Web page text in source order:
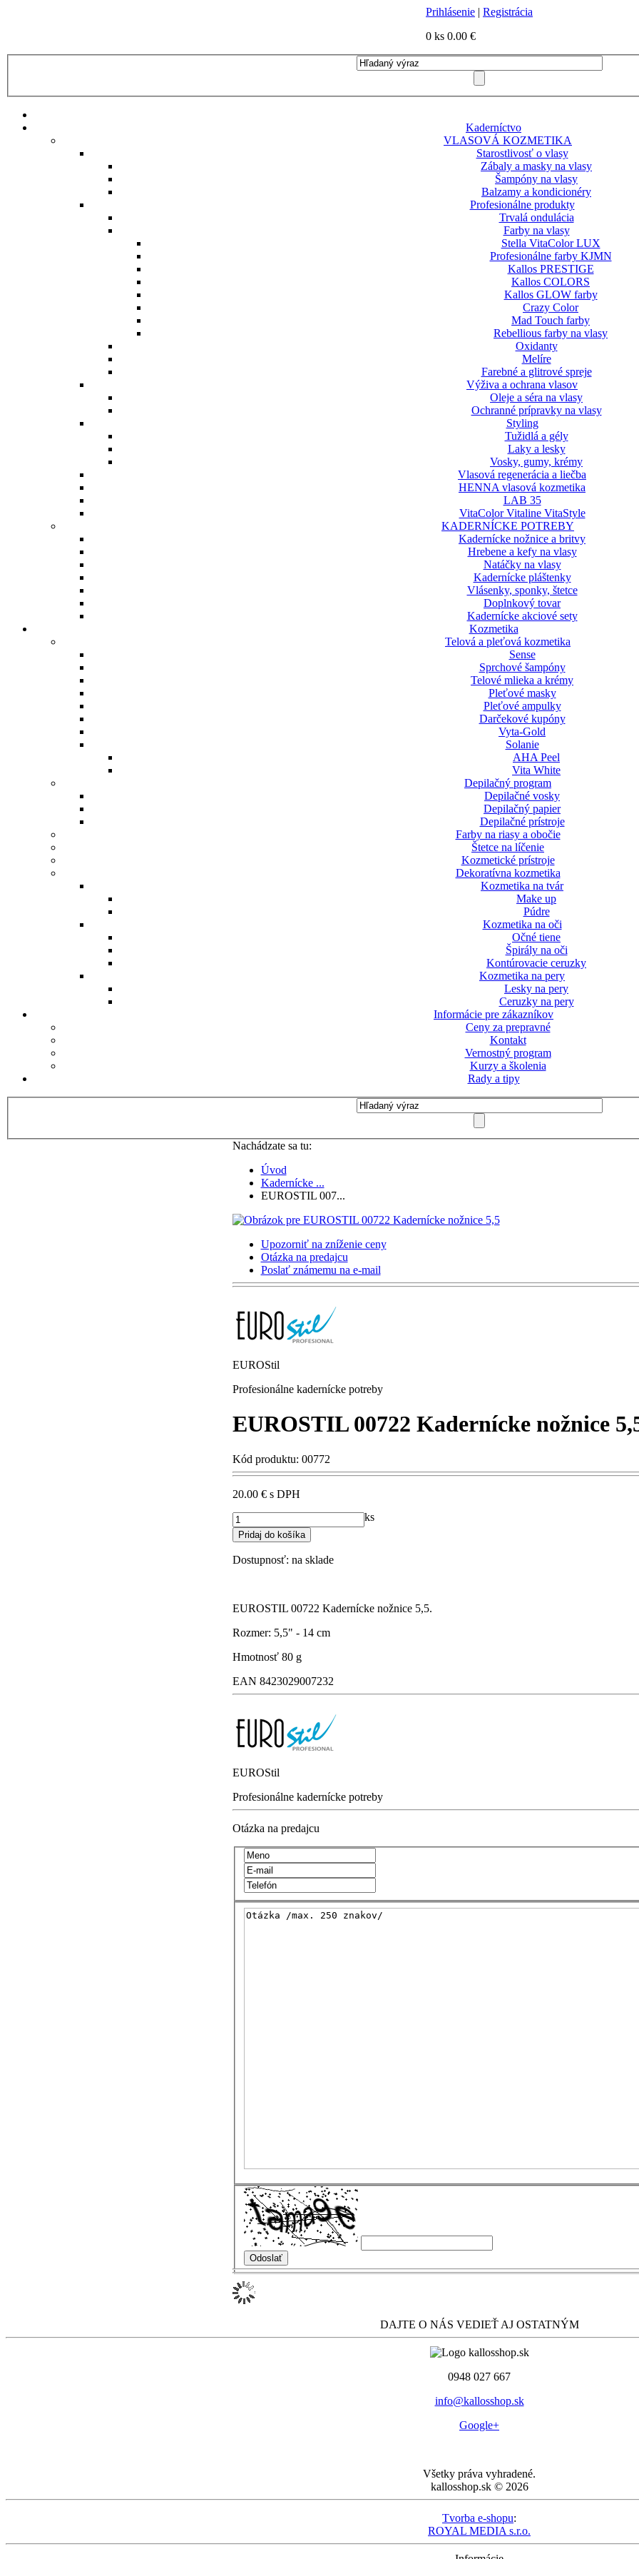
Prihlásenie | Registrácia
0 ks 0.00 €
Kaderníctvo
VLASOVÁ KOZMETIKA
Starostlivosť o vlasy
Zábaly a masky na vlasy
Šampóny na vlasy
Balzamy a kondicionéry
Profesionálne produkty
Trvalá ondulácia
Farby na vlasy
Stella VitaColor LUX
Profesionálne farby KJMN
Kallos PRESTIGE
Kallos COLORS
Kallos GLOW farby
Crazy Color
Mad Touch farby
Rebellious farby na vlasy
Oxidanty
Melíre
Farebné a glitrové spreje
Výživa a ochrana vlasov
Oleje a séra na vlasy
Ochranné prípravky na vlasy
Styling
Tužidlá a gély
Laky a lesky
Vosky, gumy, krémy
Vlasová regenerácia a liečba
HENNA vlasová kozmetika
LAB 35
VitaColor Vitaline VitaStyle
KADERNÍCKE POTREBY
Kadernícke nožnice a britvy
Hrebene a kefy na vlasy
Natáčky na vlasy
Kadernícke pláštenky
Vlásenky, sponky, štetce
Doplnkový tovar
Kadernícke akciové sety
Kozmetika
Telová a pleťová kozmetika
Sense
Sprchové šampóny
Telové mlieka a krémy
Pleťové masky
Pleťové ampulky
Darčekové kupóny
Vyta-Gold
Solanie
AHA Peel
Vita White
Depilačný program
Depilačné vosky
Depilačný papier
Depilačné prístroje
Farby na riasy a obočie
Štetce na líčenie
Kozmetické prístroje
Dekoratívna kozmetika
Kozmetika na tvár
Make up
Púdre
Kozmetika na oči
Očné tiene
Špirály na oči
Kontúrovacie ceruzky
Kozmetika na pery
Lesky na pery
Ceruzky na pery
Informácie pre zákazníkov
Ceny za prepravné
Kontakt
Vernostný program
Kurzy a školenia
Rady a tipy
Nachádzate sa tu:
Úvod
Kadernícke ...
EUROSTIL 007...
Upozorniť na zníženie ceny
Otázka na predajcu
Poslať známemu na e-mail
EUROStil
Profesionálne kadernícke potreby
EUROSTIL 00722 Kadernícke nožnice
Kód produktu: 00772
20.00 € s DPH
ks
Dostupnosť: na sklade
EUROSTIL 00722 Kadernícke nožnice 5,5.
Rozmer: 5,5" - 14 cm
Hmotnosť 80 g
EAN 8423029007232
EUROStil
Profesionálne kadernícke potreby
Otázka na predajcu
DAJTE O NÁS VEDIEŤ AJ OSTATNÝM
0948 027 667
info@kallosshop.sk
Google+
Všetky práva vyhradené.
kallosshop.sk © 2026
Tvorba e-shopu:
ROYAL MEDIA s.r.o.